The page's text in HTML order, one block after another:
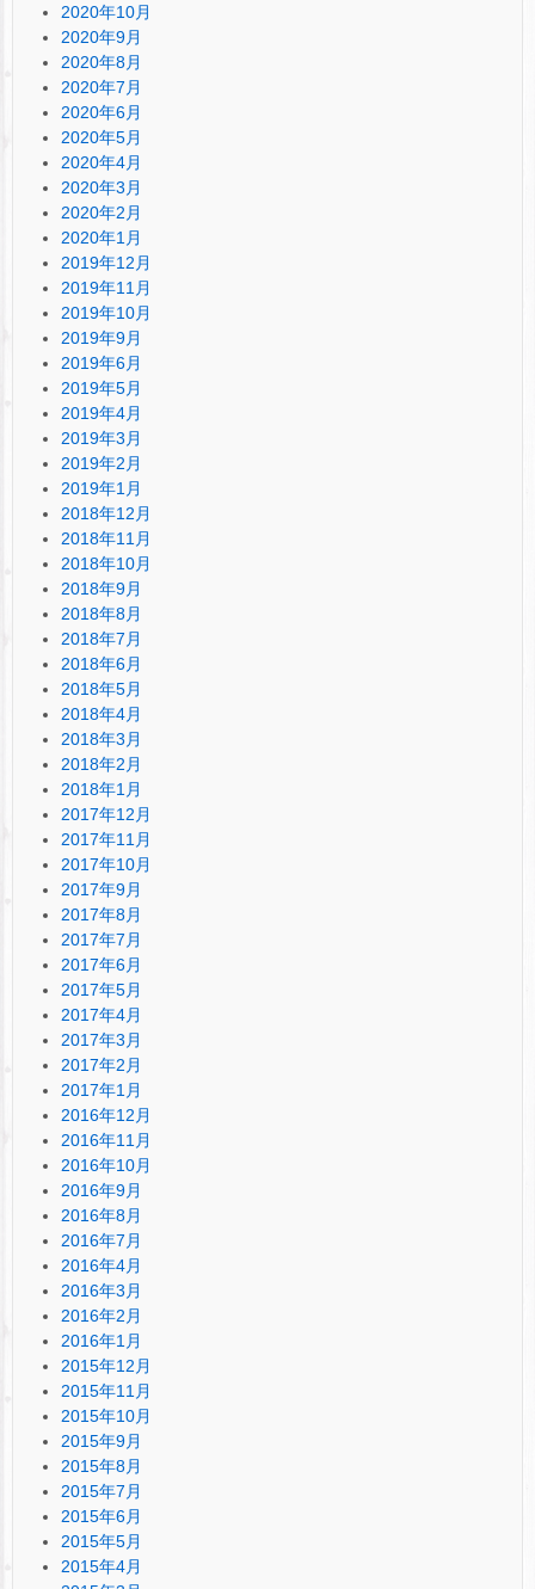
2020年10月
2020年9月
2020年8月
2020年7月
2020年6月
2020年5月
2020年4月
2020年3月
2020年2月
2020年1月
2019年12月
2019年11月
2019年10月
2019年9月
2019年6月
2019年5月
2019年4月
2019年3月
2019年2月
2019年1月
2018年12月
2018年11月
2018年10月
2018年9月
2018年8月
2018年7月
2018年6月
2018年5月
2018年4月
2018年3月
2018年2月
2018年1月
2017年12月
2017年11月
2017年10月
2017年9月
2017年8月
2017年7月
2017年6月
2017年5月
2017年4月
2017年3月
2017年2月
2017年1月
2016年12月
2016年11月
2016年10月
2016年9月
2016年8月
2016年7月
2016年4月
2016年3月
2016年2月
2016年1月
2015年12月
2015年11月
2015年10月
2015年9月
2015年8月
2015年7月
2015年6月
2015年5月
2015年4月